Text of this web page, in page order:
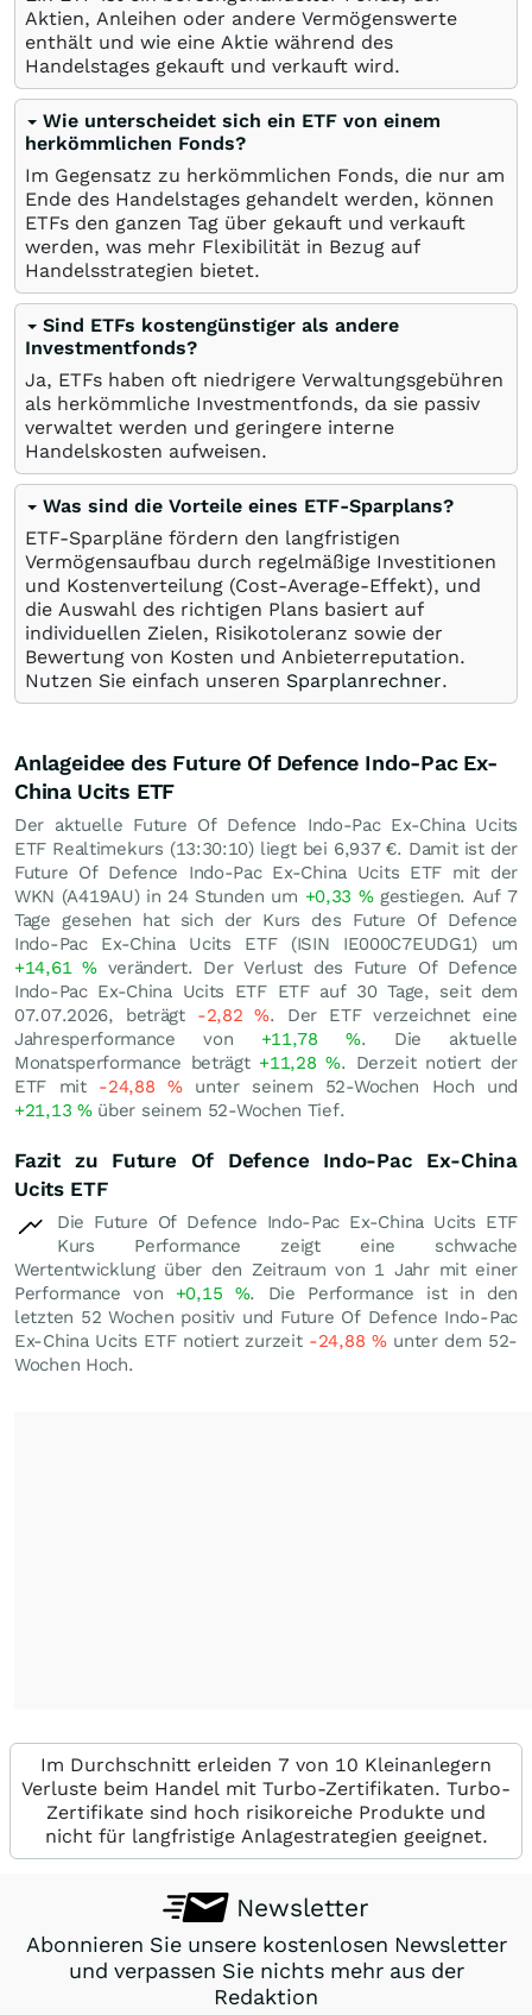
Aktien, Anleihen oder andere Vermögenswerte
enthält und wie eine Aktie während des
Handelstages gekauft und verkauft wird.
Wie unterscheidet sich ein ETF von einem
herkömmlichen Fonds?
Im Gegensatz zu herkömmlichen Fonds, die nur am
Ende des Handelstages gehandelt werden, können
ETFs den ganzen Tag über gekauft und verkauft
werden, was mehr Flexibilität in Bezug auf
Handelsstrategien bietet.
Sind ETFs kostengünstiger als andere
Investmentfonds?
Ja, ETFs haben oft niedrigere Verwaltungsgebühren
als herkömmliche Investmentfonds, da sie passiv
verwaltet werden und geringere interne
Handelskosten aufweisen.
Was sind die Vorteile eines ETF-Sparplans?
ETF-Sparpläne fördern den langfristigen
Vermögensaufbau durch regelmäßige Investitionen
und Kostenverteilung (Cost-Average-Effekt), und
die Auswahl des richtigen Plans basiert auf
individuellen Zielen, Risikotoleranz sowie der
Bewertung von Kosten und Anbieterreputation.
Nutzen Sie einfach unseren Sparplanrechner.
Anlageidee des Future Of Defence Indo-Pac Ex-
China Ucits ETF
Der aktuelle Future Of Defence Indo-Pac Ex-China Ucits
ETF Realtimekurs (13:30:10) liegt bei 6,937 €. Damit ist der
Future Of Defence Indo-Pac Ex-China Ucits ETF mit der
WKN (A419AU) in 24 Stunden um +0,33 %gestiegen. Auf 7
Tage gesehen hat sich der Kurs des Future Of Defence
Indo-Pac Ex-China Ucits ETF (ISIN IE000C7EUDG1) um
+14,61%verändert. Der Verlust des Future Of Defence
Indo-Pac Ex-China Ucits ETF ETF auf 30 Tage, seit dem
07.07.2026, beträgt -2,82%. Der ETF verzeichnet eine
Jahresperformance von +11,78%. Die aktuelle
Monatsperformance beträgt +11,28%. Derzeit notiert der
ETF mit -24,88 %unter seinem 52-Wochen Hoch und
+21,13 %über seinem 52-Wochen Tief.
Fazit zu Future Of Defence Indo-Pac Ex-China
Ucits ETF
Die Future Of Defence Indo-Pac Ex-China Ucits ETF
Kurs Performance zeigt eine schwache
Wertentwicklung über den Zeitraum von 1 Jahr mit einer
Performance von +0,15 %. Die Performance ist in den
letzten 52 Wochen positiv und Future Of Defence Indo-Pac
Ex-China Ucits ETF notiert zurzeit -24,88 %unter dem 52-
Wochen Hoch.
Im Durchschnitt erleiden 7 von 10 Kleinanlegern
Verluste beim Handel mit Turbo-Zertifikaten. Turbo-
Zertifikate sind hoch risikoreiche Produkte und
nicht für langfristige Anlagestrategien geeignet.
Newsletter
Abonnieren Sie unsere kostenlosen Newsletter
und verpassen Sie nichts mehr aus der
Redaktion